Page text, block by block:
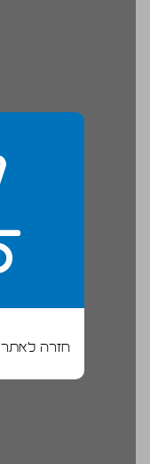
חזרה לאתר